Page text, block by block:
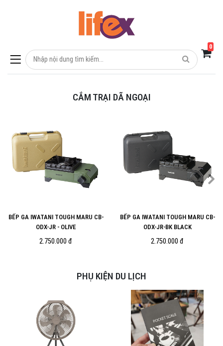
0
CẮM TRẠI DÃ NGOẠI
BẾP GA IWATANI TOUGH MARU CB-
ODX-JR - OLIVE
2.750.000 đ
BẾP GA IWATANI TOUGH MARU CB-
ODX-JR-BK BLACK
2.750.000 đ
PHỤ KIỆN DU LỊCH